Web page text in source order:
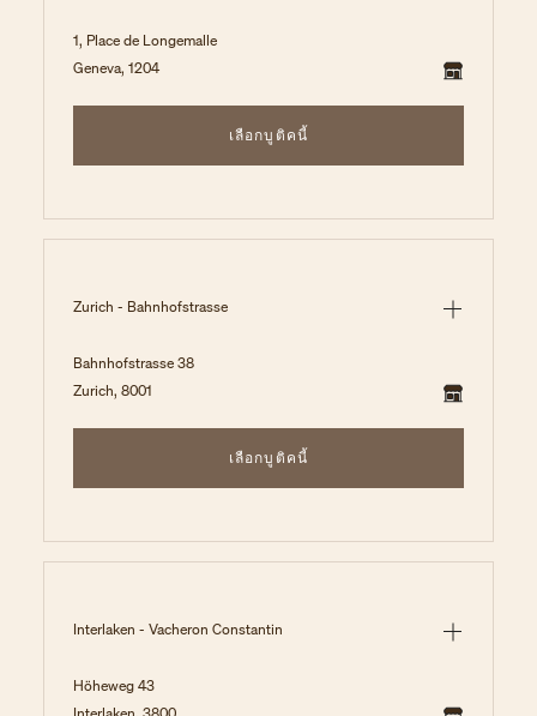
1, Place de Longemalle
Geneva, 1204
เลือกบูติคนี้
Zurich - Bahnhofstrasse
Bahnhofstrasse 38
Zurich, 8001
เลือกบูติคนี้
Interlaken - Vacheron Constantin
Höheweg 43